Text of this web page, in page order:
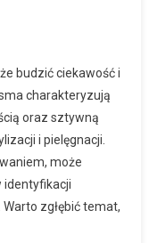
budzić ciekawość i
charakteryzują
oraz sztywną
i pielęgnacji.
może
identyfikacji
zgłębić temat,